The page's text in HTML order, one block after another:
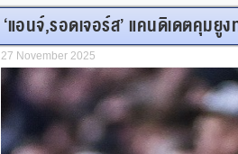
‘แอนจ์,รอดเจอร์ส’ แคนดิเดตคุมยู
27 November 2025